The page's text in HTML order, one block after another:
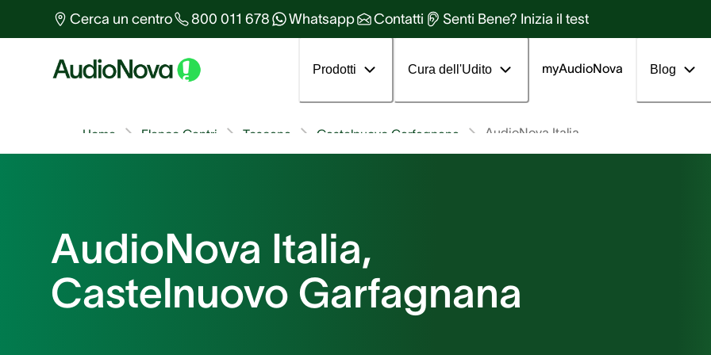
Cerca un centro 800 011 678 Whatsapp Contatti Senti Bene? Inizia il test
Prodotti Cura dell'Udito myAudioNova Blog
AudioNova Italia
Castelnuovo Garfagnana
Toscana
Elenco Centri
Home
AudioNova Italia,
Castelnuovo Garfagnana